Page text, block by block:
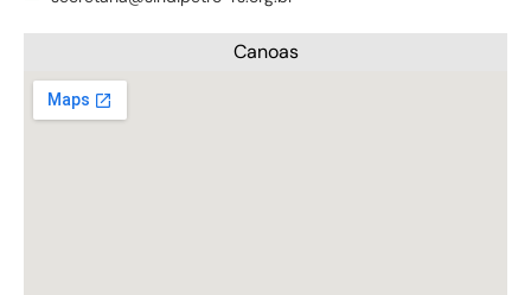
Canoas